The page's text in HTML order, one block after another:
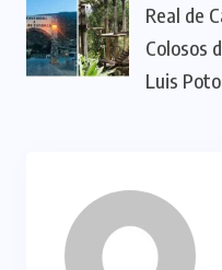
Real de
Colosos
Luis